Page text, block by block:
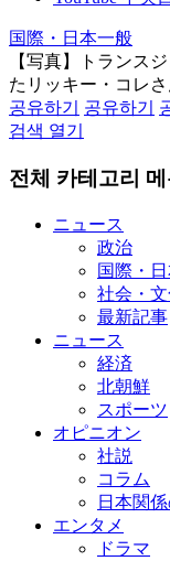
国際・日本一般
【写真】トランス
たリッキー・コレさ
공유하기
공유하기
검색 열기
전체 카테고리
ニュース
政治
国際・
社会・
最新記事
ニュース
経済
北朝鮮
スポーツ
オピニオン
社説
コラム
日本関
エンタメ
ドラマ